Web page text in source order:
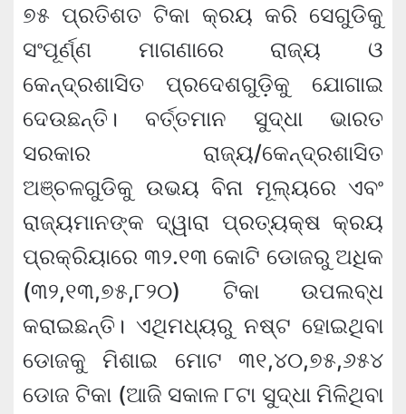
୭୫ ପ୍ରତିଶତ ଟିକା କ୍ରୟ କରି ସେଗୁଡିକୁ
ସଂପୂର୍ଣ୍ଣ ମାଗଣାରେ ରାଜ୍ୟ ଓ
କେନ୍ଦ୍ରଶାସିତ ପ୍ରଦେଶଗୁଡ଼ିକୁ ଯୋଗାଇ
ଦେଉଛନ୍ତି। ବର୍ତ୍ତମାନ ସୁଦ୍ଧା ଭାରତ
ସରକାର ରାଜ୍ୟ/କେନ୍ଦ୍ରଶାସିତ
ଅଞ୍ଚଳଗୁଡିକୁ ଉଭୟ ବିନା ମୂଲ୍ୟରେ ଏବଂ
ରାଜ୍ୟମାନଙ୍କ ଦ୍ୱାରା ପ୍ରତ୍ୟକ୍ଷ କ୍ରୟ
ପ୍ରକ୍ରିୟାରେ ୩୨.୧୩ କୋଟି ଡୋଜରୁ ଅଧିକ
(୩୨,୧୩,୭୫,୮୨୦) ଟିକା ଉପଲବ୍ଧ
କରାଇଛନ୍ତି। ଏଥିମଧ୍ୟରୁ ନଷ୍ଟ ହୋଇଥିବା
ଡୋଜକୁ ମିଶାଇ ମୋଟ ୩୧,୪୦,୭୫,୬୫୪
ଡୋଜ ଟିକା (ଆଜି ସକାଳ ୮ଟା ସୁଦ୍ଧା ମିଳିଥିବା